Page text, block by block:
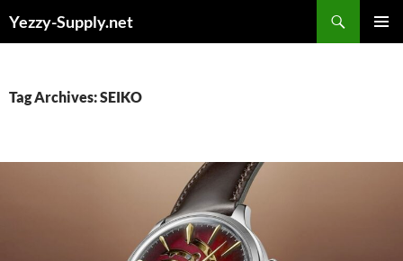
Yezzy-Supply.net
Tag Archives: SEIKO